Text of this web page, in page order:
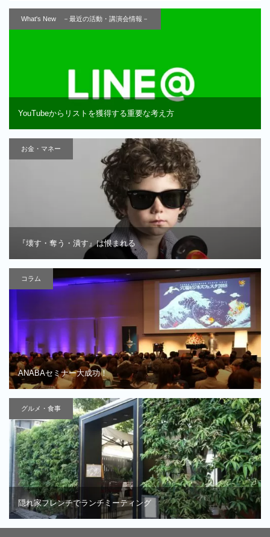
What's New －最近の活動・講演会情報－
YouTubeからリストを獲得する重要な考え方
お金・マネー
『壊す・奪う・潰す』は恨まれる
コラム
ANABAセミナー大成功！
グルメ・食事
隠れ家フレンチでランチミーティング